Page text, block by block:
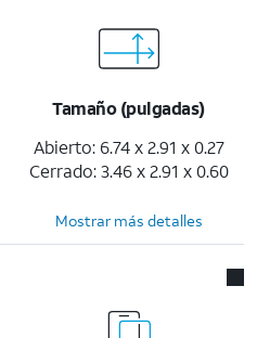
Tamaño (pulgadas)
Abierto: 6.74 x 2.91 x 0.27
Cerrado: 3.46 x 2.91 x 0.60
Mostrar más detalles